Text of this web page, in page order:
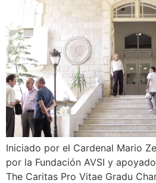
Iniciado por el Cardenal Mario
por la Fundación AVSI y
The Caritas Pro Vitae Gradu